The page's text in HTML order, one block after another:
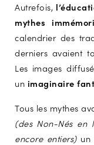
Service Inventaire
VOUS ÊTES…
Amateurs
Responsables de
Étudiants &
Autrefois,
mythes
calendrier des
derniers avaient
Les images
un imaginaire
Tous les mythes
(des Non-Nés en
encore entiers)